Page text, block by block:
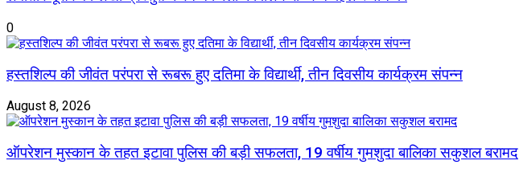
0
हस्तशिल्प की जीवंत परंपरा से रूबरू हुए दतिमा के विद्यार्थी, तीन दिवसीय कार्यक्रम संपन्न
August 8, 2026
ऑपरेशन मुस्कान के तहत इटावा पुलिस की बड़ी सफलता, 19 वर्षीय गुमशुदा बालिका सकुशल बरामद